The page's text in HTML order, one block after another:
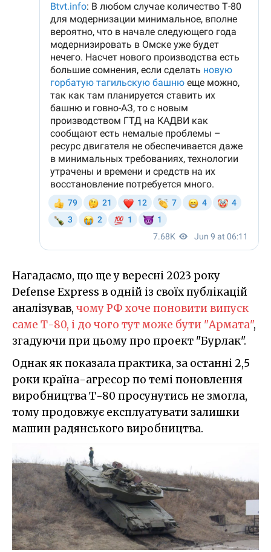
Нагадаємо, що ще у вересні 2023 року
Defense Express в одній із своїх публікацій
аналізував, чому РФ хоче поновити випуск
саме Т-80, і до чого тут може бути "Армата",
згадуючи при цьому про проект "Бурлак".
Однак як показала практика, за останні 2,5
роки країна-агресор по темі поновлення
виробництва Т-80 просунутись не змогла,
тому продовжує експлуатувати залишки
машин радянського виробництва.